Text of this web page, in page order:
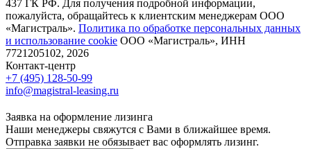
437 ГК РФ. Для получения подробной информации,
пожалуйста, обращайтесь к клиентским менеджерам ООО
«Магистраль». Политика по обработке персональных данных
и использование сookie ООО «Магистраль», ИНН
7721205102, 2026
Контакт-центр
+7 (495) 128-50-99
info@magistral-leasing.ru
Заявка на оформление лизинга
Наши менеджеры свяжутся с Вами в ближайшее время.
Отправка заявки не обязывает вас оформлять лизинг.